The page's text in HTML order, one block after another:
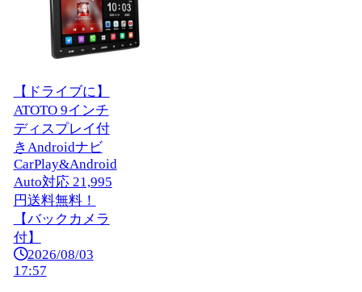
【ドライブに】
ATOTO 9インチ
ディスプレイ付
きAndroidナビ
CarPlay&Android
Auto対応 21,995
円送料無料！
【バックカメラ
付】
2026/08/03
17:57